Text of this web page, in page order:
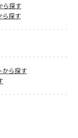
ら探す
ら探す
から探す